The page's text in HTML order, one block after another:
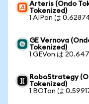
Arteris (Ondo
Tokenized)
1 AIPon は
GE Vernova
Tokenized)
1 GEVon は
RoboStrategy
Tokenized)
1 BOTon は